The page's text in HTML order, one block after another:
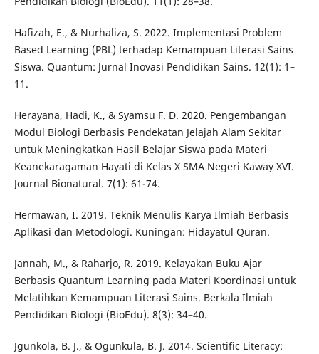
Hafizah, E., & Nurhaliza, S. 2022. Implementasi Problem
Based Learning (PBL) terhadap Kemampuan Literasi Sains
Siswa. Quantum: Jurnal Inovasi Pendidikan Sains. 12(1): 1–
11.
Herayana, Hadi, K., & Syamsu F. D. 2020. Pengembangan
Modul Biologi Berbasis Pendekatan Jelajah Alam Sekitar
untuk Meningkatkan Hasil Belajar Siswa pada Materi
Keanekaragaman Hayati di Kelas X SMA Negeri Kaway XVI.
Journal Bionatural. 7(1): 61-74.
Hermawan, I. 2019. Teknik Menulis Karya Ilmiah Berbasis
Aplikasi dan Metodologi. Kuningan: Hidayatul Quran.
Jannah, M., & Raharjo, R. 2019. Kelayakan Buku Ajar
Berbasis Quantum Learning pada Materi Koordinasi untuk
Melatihkan Kemampuan Literasi Sains. Berkala Ilmiah
Pendidikan Biologi (BioEdu). 8(3): 34–40.
Jgunkola, B. J., & Ogunkula, B. J. 2014. Scientific Literacy: